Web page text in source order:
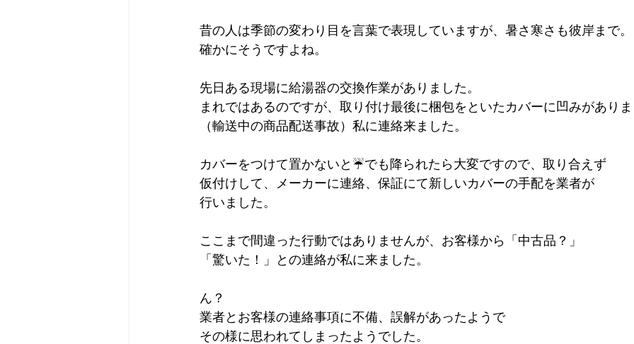
昔の人は季節の変わり目を言葉で表現していますが、暑さ寒さも彼岸まで。
確かにそうですよね。
先日ある現場に給湯器の交換作業がありました。
まれではあるのですが、取り付け最後に梱包をといたカバーに凹みがあり
（輸送中の商品配送事故）私に連絡来ました。
カバーをつけて置かないと☔でも降られたら大変ですので、取り合えず
仮付けして、メーカーに連絡、保証にて新しいカバーの手配を業者が
行いました。
ここまで間違った行動ではありませんが、お客様から「中古品？」
「驚いた！」との連絡が私に来ました。
ん？
業者とお客様の連絡事項に不備、誤解があったようで
その様に思われてしまったようでした。